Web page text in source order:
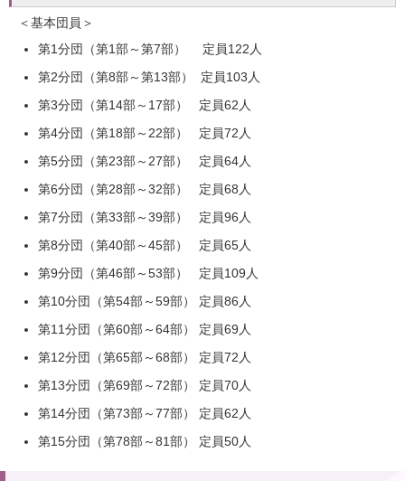
＜基本団員＞
第1分団（第1部～第7部） 定員122人
第2分団（第8部～第13部） 定員103人
第3分団（第14部～17部） 定員62人
第4分団（第18部～22部） 定員72人
第5分団（第23部～27部） 定員64人
第6分団（第28部～32部） 定員68人
第7分団（第33部～39部） 定員96人
第8分団（第40部～45部） 定員65人
第9分団（第46部～53部） 定員109人
第10分団（第54部～59部） 定員86人
第11分団（第60部～64部） 定員69人
第12分団（第65部～68部） 定員72人
第13分団（第69部～72部） 定員70人
第14分団（第73部～77部） 定員62人
第15分団（第78部～81部） 定員50人